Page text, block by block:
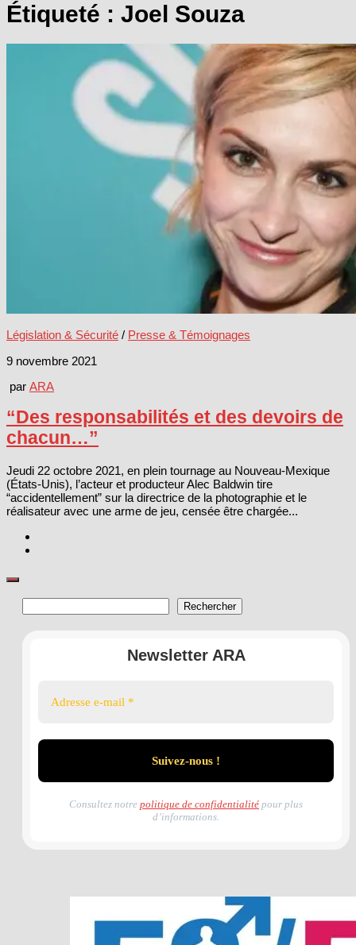
Étiqueté : Joel Souza
Législation & Sécurité / Presse & Témoignages
9 novembre 2021
par ARA
“Des responsabilités et des devoirs de
chacun…”
Jeudi 22 octobre 2021, en plein tournage au Nouveau-Mexique
(États-Unis), l’acteur et producteur Alec Baldwin tire
“accidentellement” sur la directrice de la photographie et le
réalisateur avec une arme de jeu, censée être chargée...
Rechercher
Newsletter ARA
Consultez notre politique de confidentialité pour plus
d’informations.